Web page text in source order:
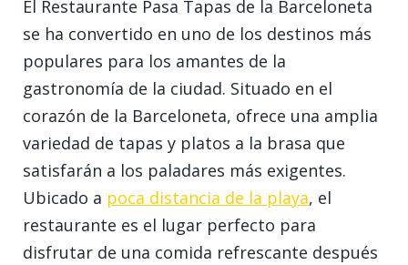
El Restaurante Pasa Tapas de la Barceloneta
se ha convertido en uno de los destinos más
populares para los amantes de la
gastronomía de la ciudad. Situado en el
corazón de la Barceloneta, ofrece una amplia
variedad de tapas y platos a la brasa que
satisfarán a los paladares más exigentes.
Ubicado a poca distancia de la playa, el
restaurante es el lugar perfecto para
disfrutar de una comida refrescante después